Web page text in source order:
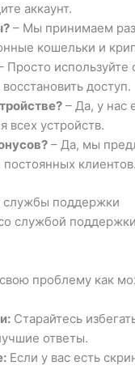
аккаунт.
– Мы принимаем
кошельки и
Просто
доступ.
– Да, у нас
всех устройств.
– Да, мы
клиентов.
службы поддержки
службой
проблему как
Старайтесь
ответы.
Если у вас есть